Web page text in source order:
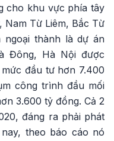
cho khu vực phía tây
Nam Từ Liêm, Bắc Từ
ngoại thành là dự án
Đông, Hà Nội được
đầu tư hơn 7.400
công trình đầu mối
3.600 tỷ đồng. Cả 2
đáng ra phải phát
theo báo cáo nó